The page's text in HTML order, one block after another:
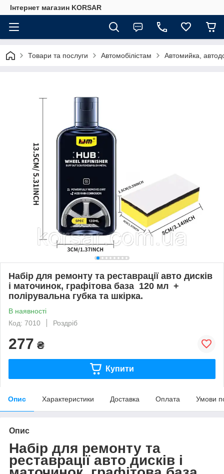
Iнтернет магазин KORSAR
Товари та послуги Автомобілістам Автомийка,
Набір для ремонту та реставрації авто дисків
і маточинок, графітова база 120 мл +
полірувальна губка та шкірка.
В наявності
Код: 7010
Роздріб
277 ₴
Купити
Опис Характеристики Доставка Оплата Умови
Опис
Набір для ремонту та
реставрації авто дисків і